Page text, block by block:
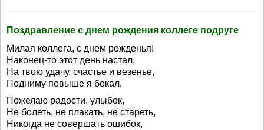
Поздравление с днем рождения коллеге подруге
Милая коллега, с днем рожденья!
Наконец-то этот день настал,
На твою удачу, счастье и везенье,
Подниму повыше я бокал.
Пожелаю радости, улыбок,
Не болеть, не плакать, не стареть,
Никогда не совершать ошибок,